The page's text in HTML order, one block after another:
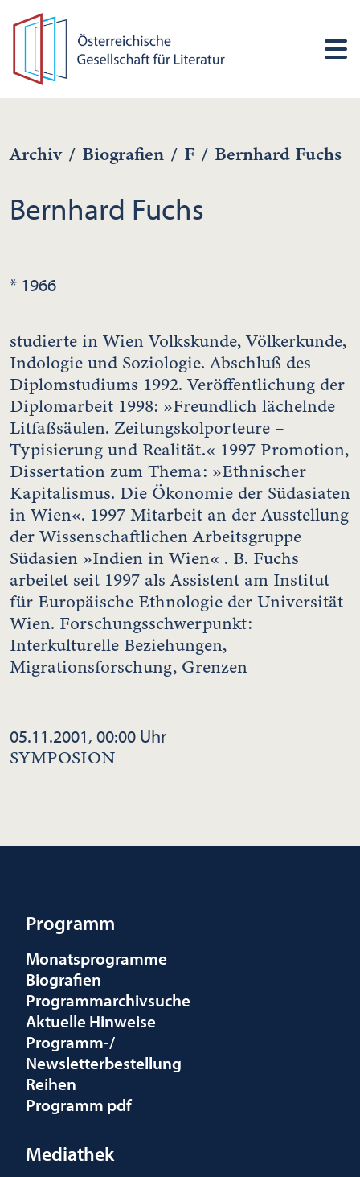
Archiv / Biografien / F / Bernhard Fuchs
Bernhard Fuchs
* 1966
studierte in Wien Volkskunde, Völkerkunde,
Indologie und Soziologie. Abschluß des
Diplomstudiums 1992. Veröffentlichung der
Diplomarbeit 1998: »Freundlich lächelnde
Litfaßsäulen. Zeitungskolporteure –
Typisierung und Realität.« 1997 Promotion,
Dissertation zum Thema: »Ethnischer
Kapitalismus. Die Ökonomie der Südasiaten
in Wien«. 1997 Mitarbeit an der Ausstellung
der Wissenschaftlichen Arbeitsgruppe
Südasien »Indien in Wien« . B. Fuchs
arbeitet seit 1997 als Assistent am Institut
für Europäische Ethnologie der Universität
Wien. Forschungsschwerpunkt:
Interkulturelle Beziehungen,
Migrationsforschung, Grenzen
05.11.2001, 00:00 Uhr
SYMPOSION
Programm
Monatsprogramme
Biografien
Programmarchivsuche
Aktuelle Hinweise
Programm-/
Newsletterbestellung
Reihen
Programm pdf
Mediathek